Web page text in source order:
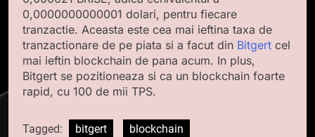
0,0000000000001 dolari, pentru fiecare
tranzactie. Aceasta este cea mai ieftina taxa de
tranzactionare de pe piata si a facut din Bitgert cel
mai ieftin blockchain de pana acum. In plus,
Bitgert se pozitioneaza si ca un blockchain foarte
rapid, cu 100 de mii TPS.
Tagged: bitgert
blockchain